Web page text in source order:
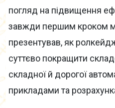
погляд на підвищення
завжди першим кроком
презентував, як
суттєво покращити
складної й дорогої
прикладами та